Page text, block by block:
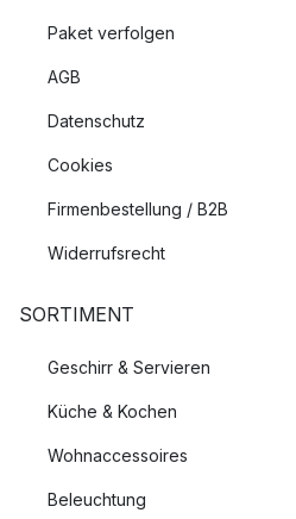
Paket verfolgen
AGB
Datenschutz
Cookies
Firmenbestellung / B2B
Widerrufsrecht
SORTIMENT
Geschirr & Servieren
Küche & Kochen
Wohnaccessoires
Beleuchtung